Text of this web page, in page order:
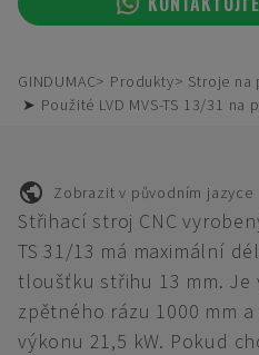
GINDUMAC Produkty
Stroje na
➤ Použité LVD MVS-TS 13/31
Zobrazit v původním jazyce
Střihací stroj CNC
TS 31/13 má maximální
tloušťku střihu 13 mm. Je
zpětného rázu 1000 mm
výkonu 21,5 kW. Pokud